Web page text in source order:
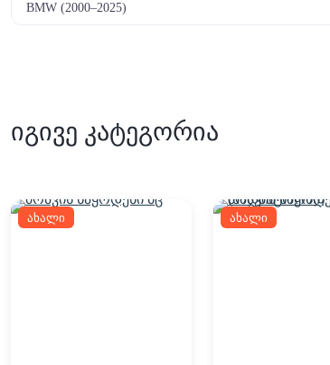
BMW (2000–2025)
იგივე კატეგორია
ახალი ახალი